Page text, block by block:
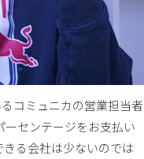
コミュニカの営業担当者
センテージをお支払い
る会社は少ないのでは